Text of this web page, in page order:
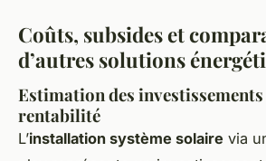
Coûts, subsides et
d’autres solutions
Estimation des
rentabilité
L’installation système solaire via